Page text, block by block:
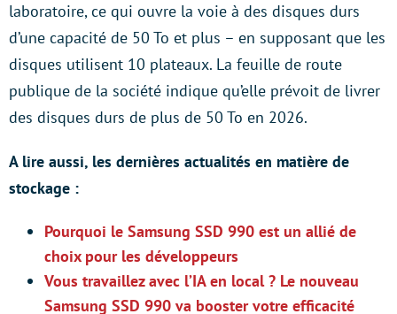
laboratoire, ce qui ouvre la voie à des disques durs
d’une capacité de 50 To et plus – en supposant que les
disques utilisent 10 plateaux. La feuille de route
publique de la société indique qu’elle prévoit de livrer
des disques durs de plus de 50 To en 2026.
A lire aussi, les dernières actualités en matière de
stockage :
Pourquoi le Samsung SSD 990 est un allié de
choix pour les développeurs
Vous travaillez avec l’IA en local ? Le nouveau
Samsung SSD 990 va booster votre efficacité